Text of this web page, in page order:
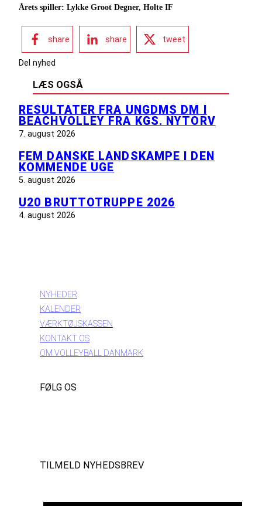
Årets spiller: Lykke Groot Degner, Holte IF
share share tweet
Del nyhed
LÆS OGSÅ
RESULTATER FRA UNGDMS DM I
BEACHVOLLEY FRA KGS. NYTORV
7. august 2026
FEM DANSKE LANDSKAMPE I DEN
KOMMENDE UGE
5. august 2026
U20 BRUTTOTRUPPE 2026
4. august 2026
NYHEDER
KALENDER
VÆRKTØJSKASSEN
KONTAKT OS
OM VOLLEYBALL DANMARK
FØLG OS
TILMELD NYHEDSBREV